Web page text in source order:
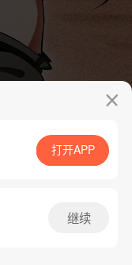
App免费看
打开APP
继续